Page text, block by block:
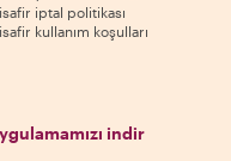
iptal politikası
kullanım koşulları
indir